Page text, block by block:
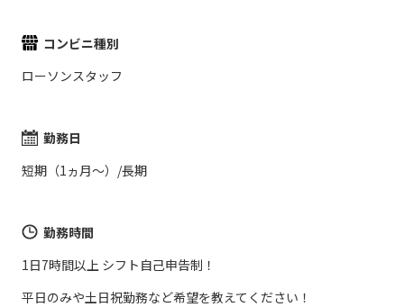
コンビニ種別
ローソンスタッフ
勤務日
短期（1ヵ月～）/長期
勤務時間
1日7時間以上 シフト自己申告制！
平日のみや土日祝勤務など希望を教えてください！